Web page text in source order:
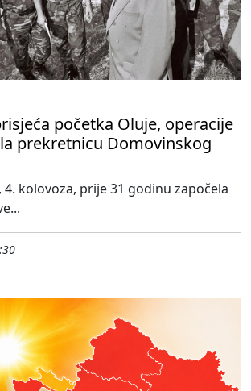
početka Oluje, operacije
prekretnicu Domovinskog
4. kolovoza, prije 31 godinu započela